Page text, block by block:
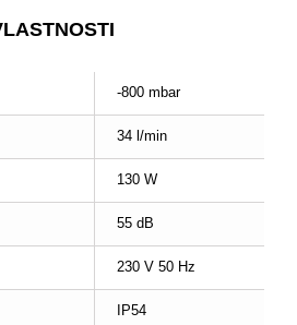
-800 mbar
34 l/min
130 W
55 dB
230 V 50 Hz
IP54